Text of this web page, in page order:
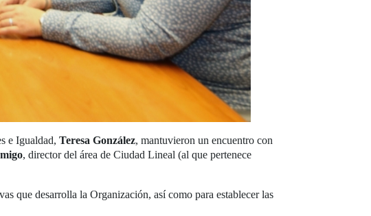
e Igualdad, Teresa González, mantuvieron un encuentro con
, director del área de Ciudad Lineal (al que pertenece
que desarrolla la Organización, así como para establecer las